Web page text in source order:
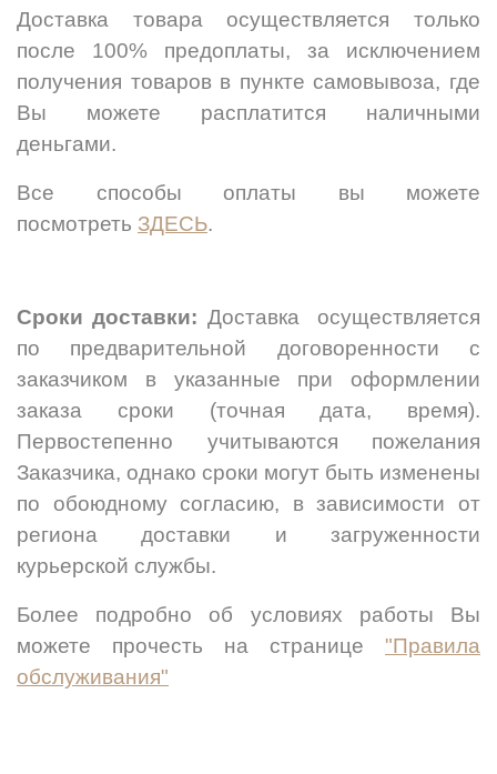
Доставка товара осуществляется только
после 100% предоплаты, за исключением
получения товаров в пункте самовывоза, где
Вы можете расплатится наличными
деньгами.
Все способы оплаты вы можете
посмотреть ЗДЕСЬ.
Сроки доставки: Доставка осуществляется
по предварительной договоренности с
заказчиком в указанные при оформлении
заказа сроки (точная дата, время).
Первостепенно учитываются пожелания
Заказчика, однако сроки могут быть изменены
по обоюдному согласию, в зависимости от
региона доставки и загруженности
курьерской службы.
Более подробно об условиях работы Вы
можете прочесть на странице "Правила
обслуживания"